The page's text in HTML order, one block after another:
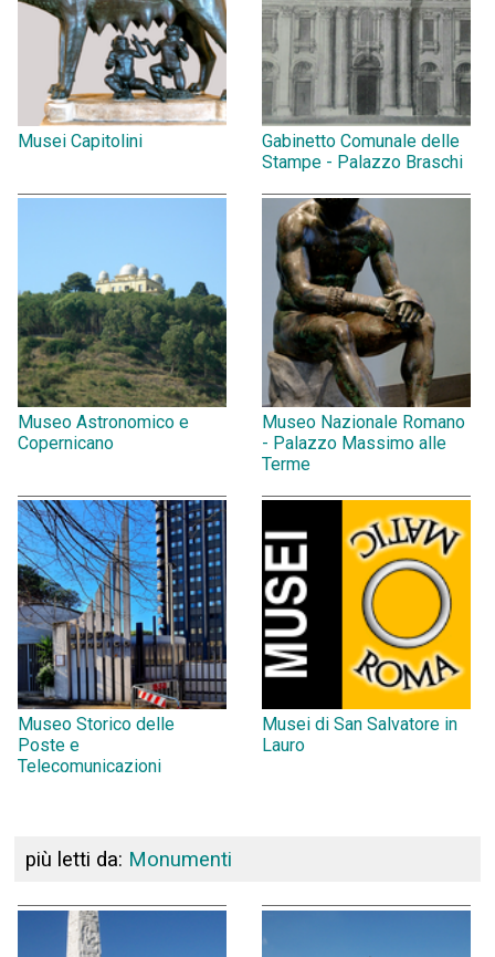
Musei Capitolini
Gabinetto Comunale delle
Stampe - Palazzo Braschi
Museo Astronomico e
Copernicano
Museo Nazionale Romano
- Palazzo Massimo alle
Terme
Museo Storico delle
Poste e
Telecomunicazioni
Musei di San Salvatore in
Lauro
più letti da: Monumenti